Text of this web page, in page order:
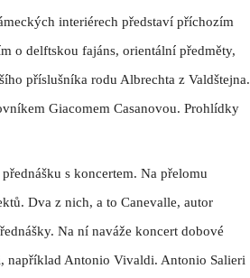
interiérech představí příchozím
o delftskou fajáns, orientální předměty,
příslušníka rodu Albrechta z Valdštejna.
Giacomem Casanovou. Prohlídky
s koncertem. Na přelomu
Dva z nich, a to Canevalle, autor
Na ní naváže koncert dobové
například Antonio Vivaldi. Antonio Salieri